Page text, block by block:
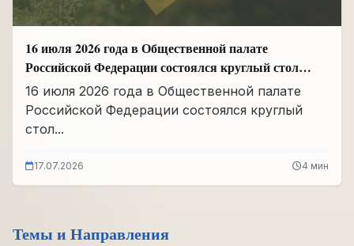
16 июля 2026 года в Общественной палате
Российской Федерации состоялся круглый стол
«Сохранение памяти о Героях подвига
самопожертвования и воспитание...
16 июля 2026 года в Общественной палате
Российской Федерации состоялся круглый
стол...
17.07.2026 4 мин
Темы и Направления